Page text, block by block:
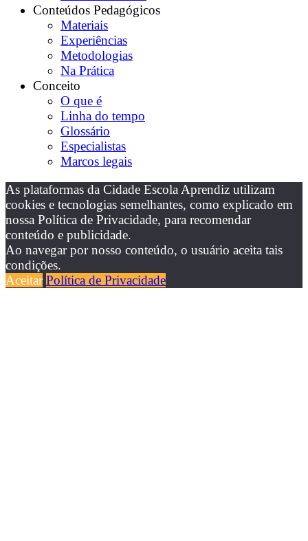
Conteúdos Pedagógicos
Materiais
Experiências
Metodologias
Na Prática
Conceito
O que é
Linha do tempo
Glossário
Especialistas
Marcos legais
As plataformas da Cidade Escola Aprendiz utilizam
cookies e tecnologias semelhantes, como explicado em
nossa Política de Privacidade, para recomendar
conteúdo e publicidade.
Ao navegar por nosso conteúdo, o usuário aceita tais
condições.
Aceitar Política de Privacidade